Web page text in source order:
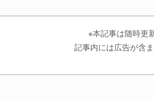
※本記事は随時更
記事内には広告が含ま